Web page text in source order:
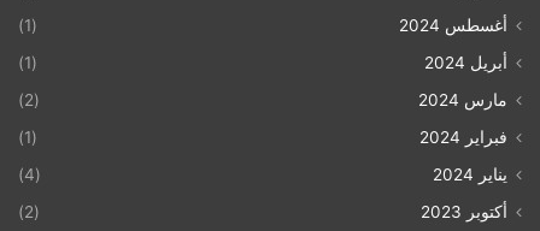
أغسطس 2024
(1)
أبريل 2024
(1)
مارس 2024
(2)
فبراير 2024
(1)
يناير 2024
(4)
أكتوبر 2023
(2)